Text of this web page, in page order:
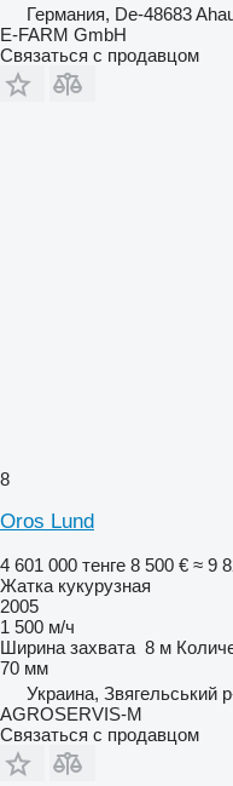
Германия, De-48683
E-FARM GmbH
Связаться с продавцом
8
Oros Lund
4 601 000 тенге 8 500 € ≈ 9
Жатка кукурузная
2005
1 500 м/ч
Ширина захвата 8 м
70 мм
Украина, Звягельський
AGROSERVIS-M
Связаться с продавцом